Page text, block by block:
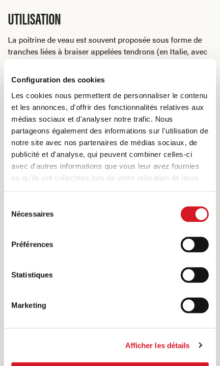
Configuration des cookies
Les cookies nous permettent de personnaliser le contenu
et les annonces, d'offrir des fonctionnalités relatives aux
médias sociaux et d'analyser notre trafic. Nous
partageons également des informations sur l'utilisation de
notre site avec nos partenaires de médias sociaux, de
publicité et d'analyse, qui peuvent combiner celles-ci
avec d'autres informations que vous leur avez fournies
ou qu'ils ont collectées lors de votre utilisation de leurs
Nécessaires
Préférences
Statistiques
Marketing
Afficher les détails
UTILISATION
La poitrine de veau est souvent proposée sous forme de
tranches liées à braiser appelées tendrons (en Italie, avec
peut également être cuite entière pendant deux heures à
une température proche de 120° C (vendu comme
spécialité fine chez les bouchers). On utilise également la
poitrine pour préparer un ragoût ou une goulache, et pour
des ribs préparés sur le gril. En charcuterie, on connaît la
poitrine de veau farcie. Les restes de découpe sont utilisés
pour fabriquer des saucisses échaudées et de la saucisse
de foie de veau.